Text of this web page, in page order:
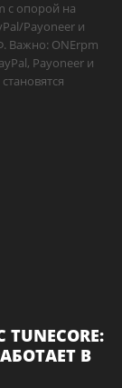
с опорой на
Payoneer и
Важно: ONErpm
Payoneer и
В